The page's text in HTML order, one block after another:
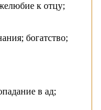
к отцу;
богатство;
в ад;